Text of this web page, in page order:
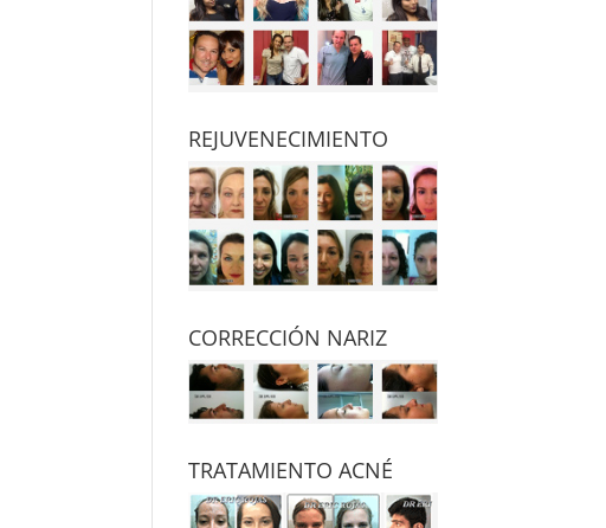
REJUVENECIMIENTO
CORRECCIÓN NARIZ
TRATAMIENTO ACNÉ